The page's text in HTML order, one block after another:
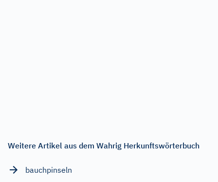
Weitere Artikel aus dem Wahrig Herkunftswörterbuch
bauchpinseln